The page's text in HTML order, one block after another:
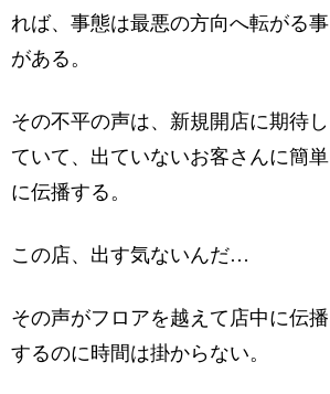
れば、事態は最悪の方向へ転がる事
がある。
その不平の声は、新規開店に期待し
ていて、出ていないお客さんに簡単
に伝播する。
この店、出す気ないんだ…
その声がフロアを越えて店中に伝播
するのに時間は掛からない。